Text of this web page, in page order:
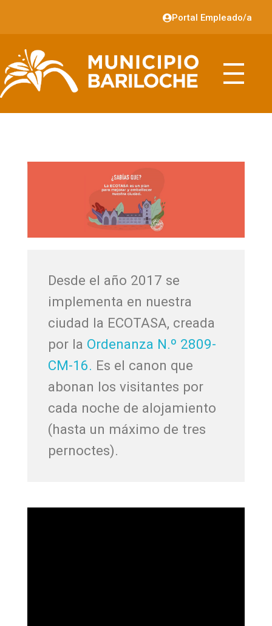
Portal Empleado/a
Desde el año 2017 se
implementa en nuestra
ciudad la ECOTASA, creada
por la Ordenanza N.º 2809-
CM-16. Es el canon que
abonan los visitantes por
cada noche de alojamiento
(hasta un máximo de tres
pernoctes).